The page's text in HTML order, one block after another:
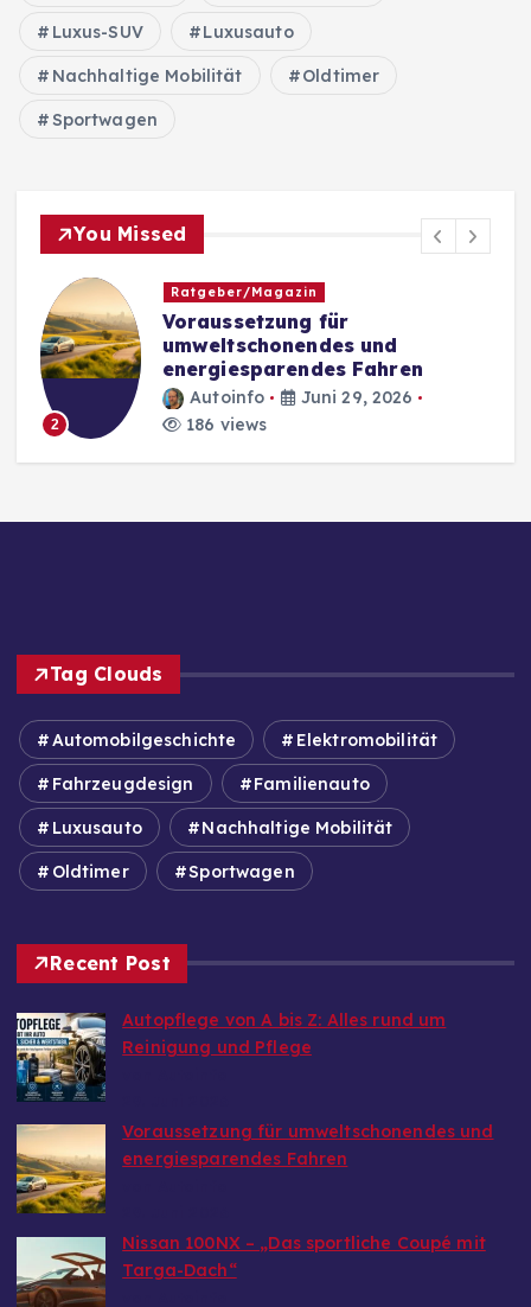
Luxus-SUV Luxusauto
Nachhaltige Mobilität Oldtimer
Sportwagen
You Missed
2
Ratgeber/Magazin
Voraussetzung für
umweltschonendes und
energiesparendes Fahren
Autoinfo
Juni 29, 2026
186 views
Tag Clouds
Automobilgeschichte Elektromobilität
Fahrzeugdesign Familienauto
Luxusauto Nachhaltige Mobilität
Oldtimer Sportwagen
Recent Post
Autopflege von A bis Z: Alles rund um
Reinigung und Pflege
Voraussetzung für umweltschonendes und
energiesparendes Fahren
Nissan 100NX – „Das sportliche Coupé mit
Targa-Dach“